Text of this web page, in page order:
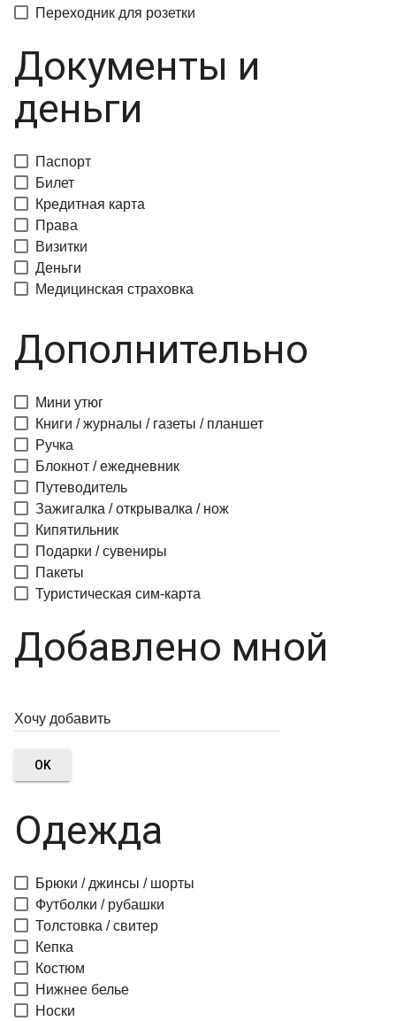
Переходник для розетки
Документы и
деньги
Паспорт
Билет
Кредитная карта
Права
Визитки
Деньги
Медицинская страховка
Дополнительно
Мини утюг
Книги / журналы / газеты / планшет
Ручка
Блокнот / ежедневник
Путеводитель
Зажигалка / открывалка / нож
Кипятильник
Подарки / сувениры
Пакеты
Туристическая сим-карта
Добавлено мной
OK
Одежда
Брюки / джинсы / шорты
Футболки / рубашки
Толстовка / свитер
Кепка
Костюм
Нижнее белье
Носки